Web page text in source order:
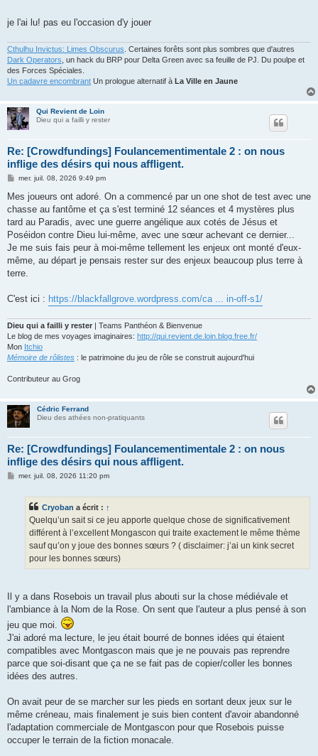
je l'ai lu! pas eu l'occasion d'y jouer
Cthulhu Invictus: Limes Obscurus . Certaines forêts sont plus sombres que d'autres
Dark Operators , un hack du BRP pour Delta Green avec sa feuille de PJ. Du poulpe et
des Forces Spéciales.
Un cadavre encombrant Un prologue alternatif à La Ville en Jaune
Qui Revient de Loin
Dieu qui a failli y rester
Re: [Crowdfundings] Foulancementimentale 2 : on nous
inflige des désirs qui nous affligent.
M
s
a
g
mer. juil. 08, 2026 9:49 pm
Mes joueurs ont adoré. On a commencé par un one shot de test avec une
chasse au fantôme et ça s'est terminé 12 séances et 4 mystères plus
tard au Paradis, avec une guerre angélique aux cotés de Jésus et
Poséidon contre Dieu lui-même, avec une sœur achevant ce dernier...
Je me suis fais peur à moi-même tellement les enjeux ont monté d'eux-
même, au départ je pensais rester sur des enjeux beaucoup plus terre à
terre.
C'est ici : https://blackfallgrove.wordpress.com/ca ... in-off-s1/
Dieu qui a failli y rester
| Teams Panthéon & Bienvenue
Le blog de mes voyages imaginaires: http://qui.revient.de.loin.blog.free.fr/
Mon Itchio
Mémoire de rôlistes : le patrimoine du jeu de rôle se construit aujourd'hui
Contributeur au Grog
Cédric Ferrand
Dieu des athées non-pratiquants
Re: [Crowdfundings] Foulancementimentale 2 : on nous
inflige des désirs qui nous affligent.
Mmer. juil. 08, 2026 11:20 pm
Cryoban a écrit : ↑
Quelqu’un sait si ce jeu apporte quelque chose de significativement
différent à l’excellent Mongascon qui traite exactement le même thème
sauf qu’on y joue des bonnes sœurs ? ( disclaimer: j’ai un kink secret
pour les bonnes sœurs)
Il y a dans Rosebois un travail plus abouti sur la chose médiévale et
l'ambiance à la Nom de la Rose. On sent que l'auteur a plus pensé à son
jeu que moi.
J'ai adoré ma lecture, le jeu était bourré de bonnes idées qui étaient
compatibles avec Montgascon mais que je ne pouvais pas reprendre
parce que soi-disant que ça ne se fait pas de copier/coller les bonnes
idées des autres.
On avait peur de se marcher sur les pieds en sortant deux jeux sur le
même créneau, mais finalement je suis bien content d'avoir abandonné
l'adaptation commerciale de Montgascon pour que Rosebois puisse
occuper le terrain de la fiction monacale.